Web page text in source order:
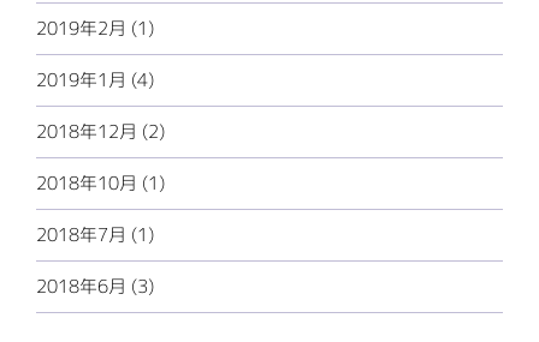
2019年2月 (1)
2019年1月 (4)
2018年12月 (2)
2018年10月 (1)
2018年7月 (1)
2018年6月 (3)